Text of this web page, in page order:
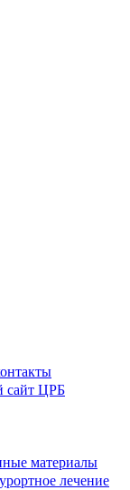
сайт ЦРБ
материалы
лечение